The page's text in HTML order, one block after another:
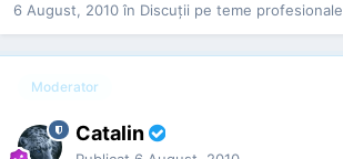
6 August, 2010 în Discuţii pe teme profesionale
Moderator
Catalin